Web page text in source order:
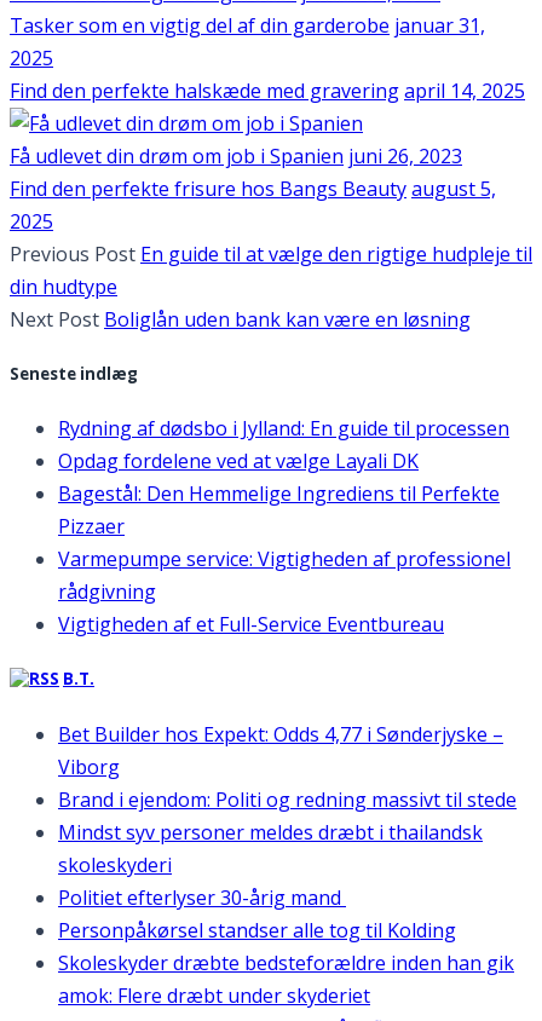
Tasker som en vigtig del af din garderobe januar 31,
2025
Find den perfekte halskæde med graveringapril 14, 2025
Få udlevet din drøm om job i Spanien juni 26, 2023
Find den perfekte frisure hos Bangs Beautyaugust 5,
2025
Previous Post En guide til at vælge den rigtige hudpleje til
din hudtype
Next Post Boliglån uden bank kan være en løsning
Seneste indlæg
Rydning af dødsbo i Jylland: En guide til processen
Opdag fordelene ved at vælge Layali DK
Bagestål: Den Hemmelige Ingrediens til Perfekte
Pizzaer
Varmepumpe service: Vigtigheden af professionel
rådgivning
Vigtigheden af et Full-Service Eventbureau
B.T.
Bet Builder hos Expekt: Odds 4,77 i Sønderjyske –
Viborg
Brand i ejendom: Politi og redning massivt til stede
Mindst syv personer meldes dræbt i thailandsk
skoleskyderi
Politiet efterlyser 30-årig mand
Personpåkørsel standser alle tog til Kolding
Skoleskyder dræbte bedsteforældre inden han gik
amok: Flere dræbt under skyderiet